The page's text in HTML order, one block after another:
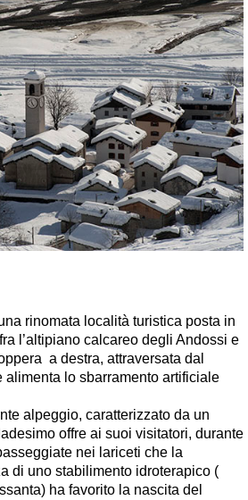
rinomata località turistica posta in
l’altipiano calcareo degli Andossi e
a destra, attraversata dal
alimenta lo sbarramento artificiale
alpeggio, caratterizzato da un
offre ai suoi visitatori, durante
nei lariceti che la
di uno stabilimento idroterapico (
ha favorito la nascita del